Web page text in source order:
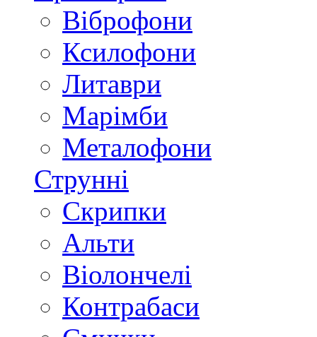
Віброфони
Ксилофони
Литаври
Марімби
Металофони
Струнні
Скрипки
Альти
Віолончелі
Контрабаси